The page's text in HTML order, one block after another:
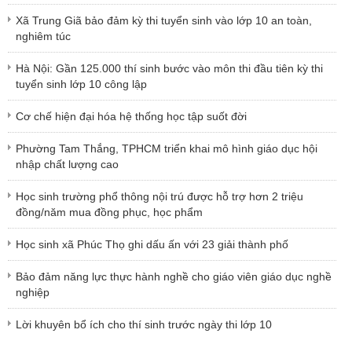
Xã Trung Giã bảo đảm kỳ thi tuyển sinh vào lớp 10 an toàn,
nghiêm túc
Hà Nội: Gần 125.000 thí sinh bước vào môn thi đầu tiên kỳ thi
tuyển sinh lớp 10 công lập
Cơ chế hiện đại hóa hệ thống học tập suốt đời
Phường Tam Thắng, TPHCM triển khai mô hình giáo dục hội
nhập chất lượng cao
Học sinh trường phổ thông nội trú được hỗ trợ hơn 2 triệu
đồng/năm mua đồng phục, học phẩm
Học sinh xã Phúc Thọ ghi dấu ấn với 23 giải thành phố
Bảo đảm năng lực thực hành nghề cho giáo viên giáo dục nghề
nghiệp
Lời khuyên bổ ích cho thí sinh trước ngày thi lớp 10